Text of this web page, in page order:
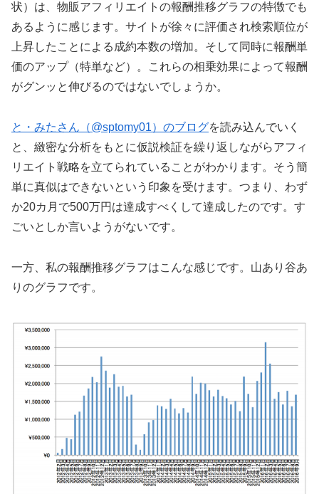
状）は、物販アフィリエイトの報酬推移グラフの特徴でも
あるように感じます。サイトが徐々に評価され検索順位が
上昇したことによる成約本数の増加。そして同時に報酬単
価のアップ（特単など）。これらの相乗効果によって報酬
がグンッと伸びるのではないでしょうか。
と・みたさん（@sptomy01）のブログを読み込んでいく
と、緻密な分析をもとに仮説検証を繰り返しながらアフィ
リエイト戦略を立てられていることがわかります。そう簡
単に真似はできないという印象を受けます。つまり、わず
か20カ月で500万円は達成すべくして達成したのです。す
ごいとしか言いようがないです。
一方、私の報酬推移グラフはこんな感じです。山あり谷あ
りのグラフです。